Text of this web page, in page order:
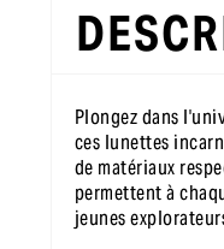
Plongez dans
ces lunettes
de matériaux
permettent à
jeunes